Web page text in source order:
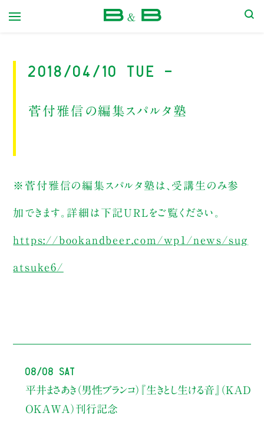
2018/04/10 Tue -
菅付雅信の編集スパルタ塾
※菅付雅信の編集スパルタ塾は、受講生のみ参
加できます。詳細は下記URLをご覧ください。
https://bookandbeer.com/wp1/news/sug
atsuke6/
08/08 Sat
平井まさあき（男性ブランコ） 『生きとし生ける音』（KAD
OKAWA）刊行記念